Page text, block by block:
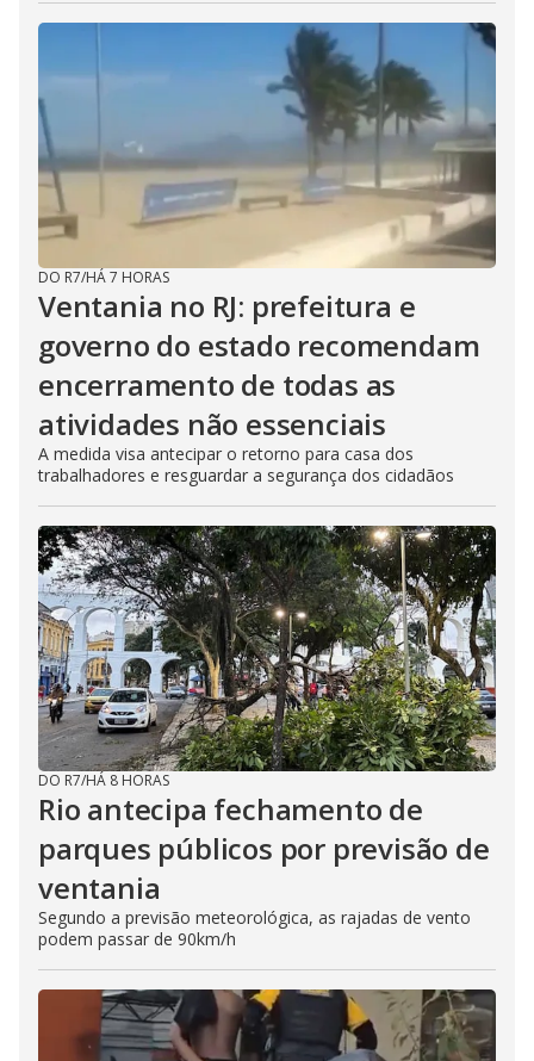
DO R7/HÁ 7 HORAS
Ventania no RJ: prefeitura e
governo do estado recomendam
encerramento de todas as
atividades não essenciais
A medida visa antecipar o retorno para casa dos
trabalhadores e resguardar a segurança dos cidadãos
DO R7/HÁ 8 HORAS
Rio antecipa fechamento de
parques públicos por previsão de
ventania
Segundo a previsão meteorológica, as rajadas de vento
podem passar de 90km/h